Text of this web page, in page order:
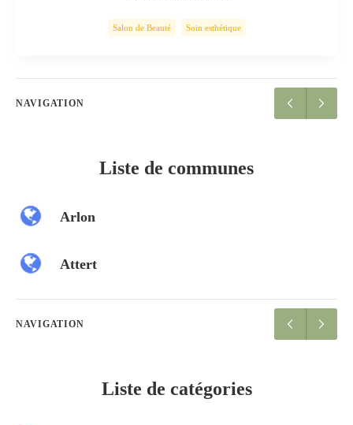
Salon de Beauté Soin esthétique
NAVIGATION
Liste de communes
Arlon
Attert
NAVIGATION
Liste de catégories